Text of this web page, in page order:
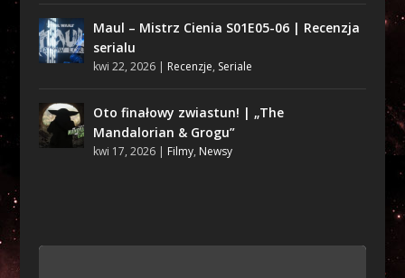
Maul – Mistrz Cienia S01E05-06 | Recenzja
serialu
kwi 22, 2026| Recenzje, Seriale
Oto finałowy zwiastun! | „The
Mandalorian & Grogu”
kwi 17, 2026| Filmy, Newsy